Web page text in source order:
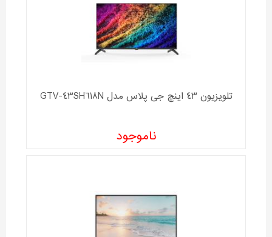
تلویزیون 43 اینچ جی پلاس مدل GTV-43SH618N
ناموجود